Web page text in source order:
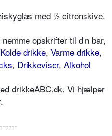
med ½ citronskive.
opskrifter til din bar,
Kolde drikke, Varme drikke,
, Drikkeviser, Alkohol
drikkeABC.dk. Vi hjælper